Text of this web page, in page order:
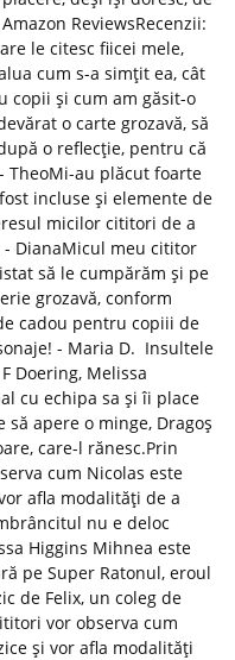
ReviewsRecenzii:
le citesc fiicei mele,
cum s-a simțit ea, cât
copii și cum am găsit-o
o carte grozavă, să
o reflecție, pentru că
TheoMi-au plăcut foarte
incluse și elemente de
micilor cititori de a
DianaMicul meu cititor
să le cumpărăm și pe
grozavă, conform
cadou pentru copiii de
- Maria D. Insultele
Doering, Melissa
cu echipa sa și îi place
apere o minge, Dragoș
care-l rănesc.Prin
cum Nicolas este
afla modalități de a
nu e deloc
Higgins Mihnea este
pe Super Ratonul, eroul
de Felix, un coleg de
vor observa cum
și vor afla modalități